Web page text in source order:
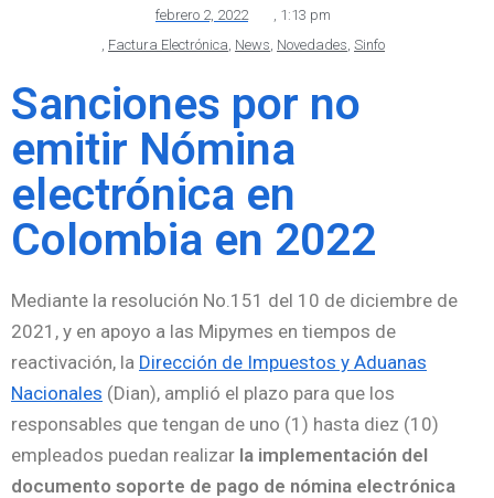
febrero 2, 2022
1:13 pm
Factura Electrónica News Novedades Sinfo
Sanciones por no
emitir Nómina
electrónica en
Colombia en 2022
Mediante la resolución No.151 del 10 de diciembre de
2021, y en apoyo a las Mipymes en tiempos de
reactivación, la Dirección de Impuestos y Aduanas
Nacionales (Dian), amplió el plazo para que los
responsables que tengan de uno (1) hasta diez (10)
empleados puedan realizar la implementación del
documento soporte de pago de nómina electrónica